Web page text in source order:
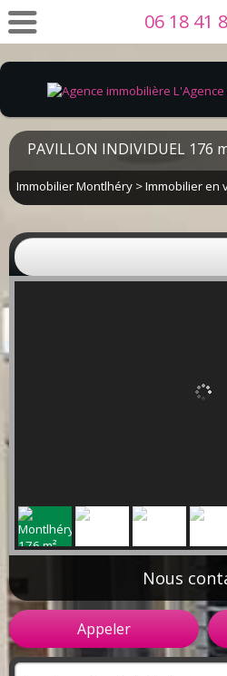
06 18 41
PAVILLON INDIVIDUEL 176
Immobilier Montlhéry >Immobilier en
Nous
Appeler